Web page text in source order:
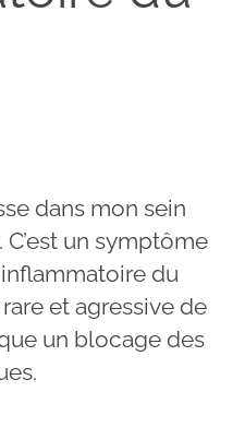
dans mon sein
un symptôme
du
et agressive de
un blocage des